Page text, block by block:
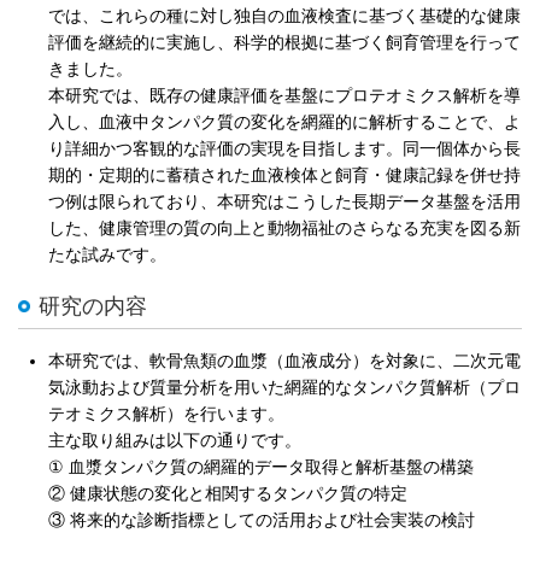
では、これらの種に対し独自の血液検査に基づく基礎的な健康
評価を継続的に実施し、科学的根拠に基づく飼育管理を行って
きました。
本研究では、既存の健康評価を基盤にプロテオミクス解析を導
入し、血液中タンパク質の変化を網羅的に解析することで、よ
り詳細かつ客観的な評価の実現を目指します。同一個体から長
期的・定期的に蓄積された血液検体と飼育・健康記録を併せ持
つ例は限られており、本研究はこうした長期データ基盤を活用
した、健康管理の質の向上と動物福祉のさらなる充実を図る新
たな試みです。
研究の内容
本研究では、軟骨魚類の血漿（血液成分）を対象に、二次元電
気泳動および質量分析を用いた網羅的なタンパク質解析（プロ
テオミクス解析）を行います。
主な取り組みは以下の通りです。
① 血漿タンパク質の網羅的データ取得と解析基盤の構築
② 健康状態の変化と相関するタンパク質の特定
③ 将来的な診断指標としての活用および社会実装の検討